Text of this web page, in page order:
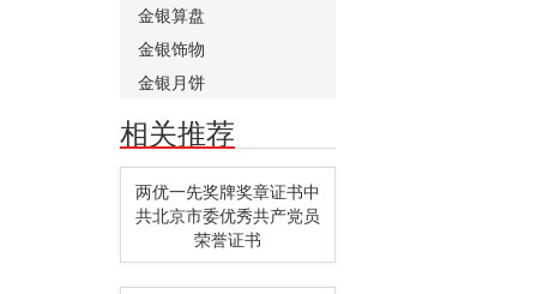
金银算盘
金银饰物
金银月饼
相关推荐
两优一先奖牌奖章证书中
共北京市委优秀共产党员
荣誉证书